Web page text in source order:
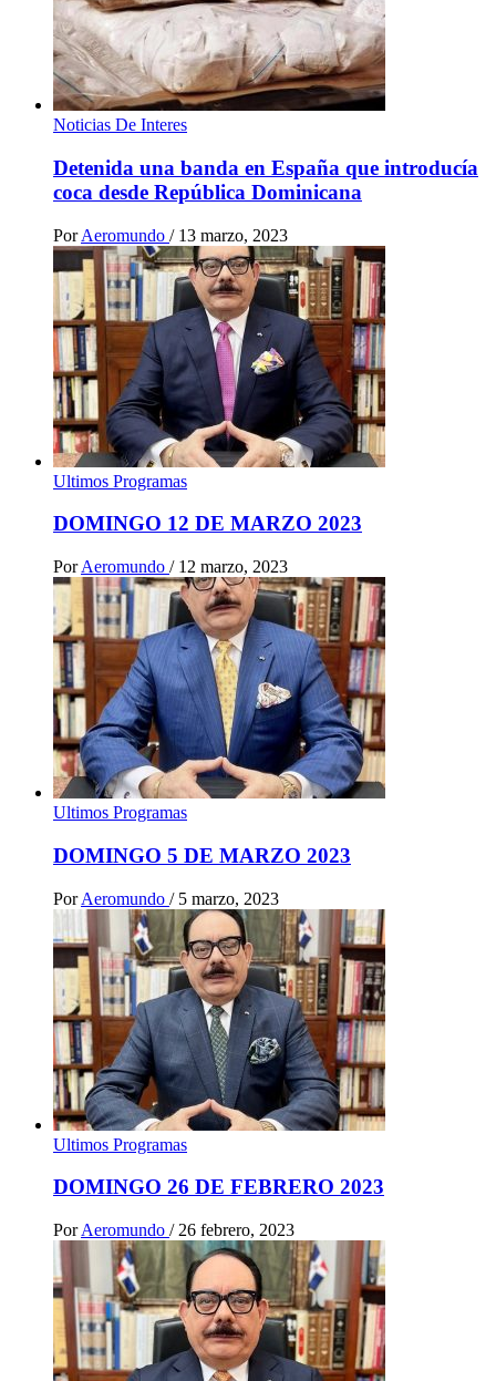
Noticias De Interes
Detenida una banda en España que introducía
coca desde República Dominicana
Por Aeromundo / 13 marzo, 2023
Ultimos Programas
DOMINGO 12 DE MARZO 2023
Por Aeromundo / 12 marzo, 2023
Ultimos Programas
DOMINGO 5 DE MARZO 2023
Por Aeromundo / 5 marzo, 2023
Ultimos Programas
DOMINGO 26 DE FEBRERO 2023
Por Aeromundo / 26 febrero, 2023